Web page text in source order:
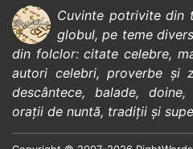
Cuvinte potrivite din
globul, pe teme
din folclor:citate celebre,
autori celebri,proverbe și
descântece, balade, doine,
orații de nuntă, tradiții și